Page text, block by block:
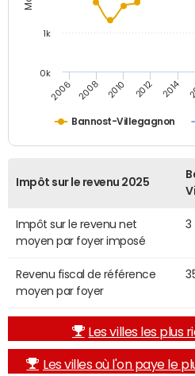
Bannost-Villegagnon
2006 2008 2010 2012 2014
0k
1k
Impôt sur le revenu 2025
Impôt sur le revenu net
moyen par foyer imposé
3
Revenu fiscal de référence
moyen par foyer
Les villes les plus
Les villes où l'on paye le